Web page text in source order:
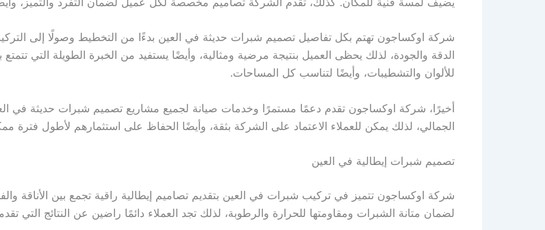
شركة اوكساجون تهتم بكل تفاصيل تصميم شبرات حديثة في العين بدءًا من التخطيط وصولًا إلى
الدقة والجودة، لذلك يحظى العميل بنتيجة مرضية ومثالية، وأيضًا يستفيد من الخبرة الطويلة التي
للألوان والتشطيبات، وأيضًا لتناسب كل المساحات.
أخيرًا، شركة اوكساجون تقدم دعمًا مستمرًا وخدمات صيانة لجميع مشاريع تصميم شبرات حديثة في
الجمالي، لذلك يمكن للعملاء الاعتماد على الشركة بثقة، وأيضًا الحفاظ على استثمارهم لأطول فترة
تصميم شبرات إيطالية في العين
شركة اوكساجون تتميز في تركيب شبرات في العين بتقديم تصاميم إيطالية راقية تجمع بين الأناقة
لضمان متانة الشبرات ومقاومتها للحرارة والرطوبة، لذلك تجد العملاء دائمًا راضين عن النتائج التي